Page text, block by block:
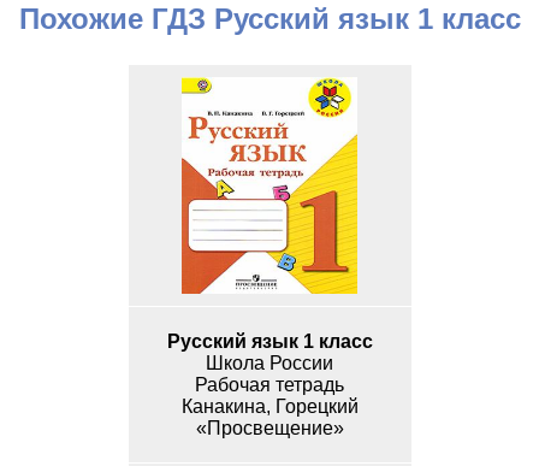
Похожие ГДЗ Русский язык 1 класс
Русский язык 1 класс
Школа России
Рабочая тетрадь
Канакина, Горецкий
«Просвещение»